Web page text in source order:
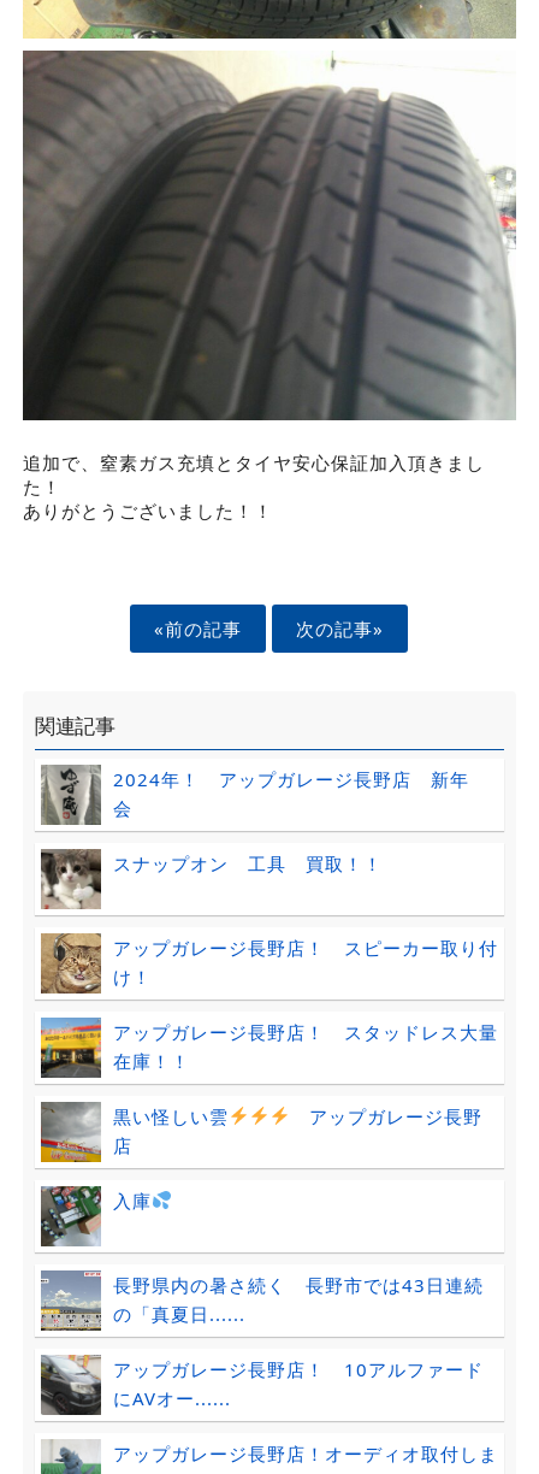
追加で、窒素ガス充填とタイヤ安心保証加入頂きまし
た！
ありがとうございました！！
«前の記事 次の記事»
関連記事
2024年！ アップガレージ長野店 新年
会
スナップオン 工具 買取！！
アップガレージ長野店！ スピーカー取り付
け！
アップガレージ長野店！ スタッドレス大量
在庫！！
黒い怪しい雲
アップガレージ長野
店
入庫
長野県内の暑さ続く 長野市では43日連続
の「真夏日......
アップガレージ長野店！ 10アルファード
にAVオー......
アップガレージ長野店！オーディオ取付しま